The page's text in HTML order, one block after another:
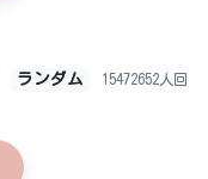
ランダム 15472652人回